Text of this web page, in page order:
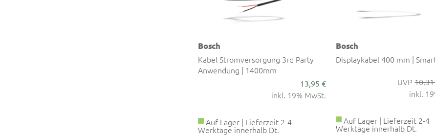
Bosch
Kabel Stromversorgung 3rd Party
Anwendung | 1400mm
13,95 €
inkl. 19% MwSt.
Auf Lager | Lieferzeit 2-4
Werktage innerhalb Dt.
Bosch
Displaykabel 400 mm |
inkl.
Auf Lager | Lieferzeit 2-4
Werktage innerhalb Dt.